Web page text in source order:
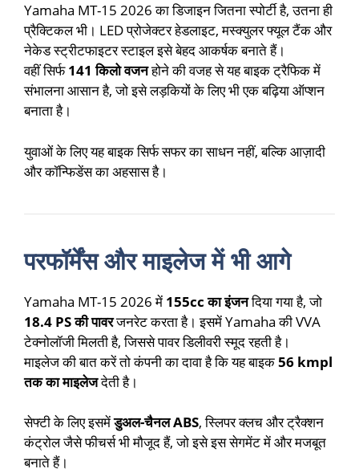
Yamaha MT-15 2026 का डिजाइन जितना स्पोर्टी है, उतना ही
प्रैक्टिकल भी। LED प्रोजेक्टर हेडलाइट, मस्क्युलर फ्यूल टैंक और
नेकेड स्ट्रीटफाइटर स्टाइल इसे बेहद आकर्षक बनाते हैं।
वहीं सिर्फ141 किलो वजनहोने की वजह से यह बाइक ट्रैफिक में
संभालना आसान है, जो इसे लड़कियों के लिए भी एक बढ़िया ऑप्शन
बनाता है।
युवाओं के लिए यह बाइक सिर्फ सफर का साधन नहीं, बल्कि आज़ादी
और कॉन्फिडेंस का अहसास है।
परफॉर्मेंस और माइलेज में भी आगे
Yamaha MT-15 2026 में 155cc का इंजनदिया गया है, जो
18.4 PS की पावरजनरेट करता है। इसमें Yamaha की VVA
टेक्नोलॉजी मिलती है, जिससे पावर डिलीवरी स्मूद रहती है।
माइलेज की बात करें तो कंपनी का दावा है कि यह बाइक56 kmpl
तक का माइलेजदेती है।
सेफ्टी के लिए इसमेंडुअल-चैनल ABS, स्लिपर क्लच और ट्रैक्शन
कंट्रोल जैसे फीचर्स भी मौजूद हैं, जो इसे इस सेगमेंट में और मजबूत
बनाते हैं।